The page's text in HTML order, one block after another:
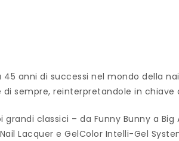
anni di successi nel mondo della
sempre, reinterpretandole in chiave
classici – da Funny Bunny a Big
Lacquer e GelColor Intelli-Gel